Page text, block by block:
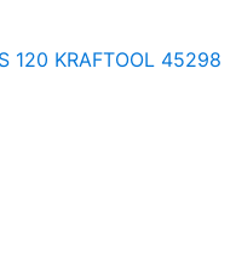
120 KRAFTOOL 45298